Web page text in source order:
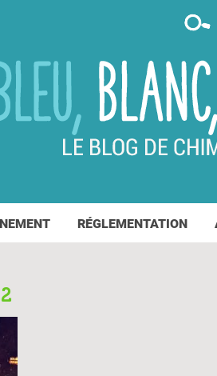
RÉGLEMENTATION